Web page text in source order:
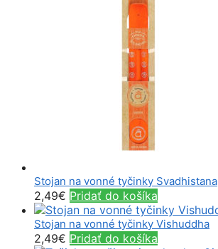
Stojan na vonné tyčinky Svadhistana
2,49€ Pridať do košíka
Stojan na vonné tyčinky Vishuddha
2,49€ Pridať do košíka